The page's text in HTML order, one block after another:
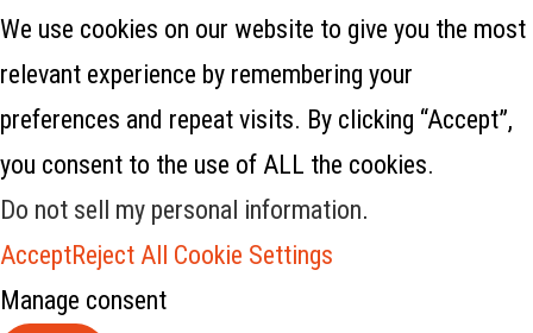
We use cookies on our website to give you the most
relevant experience by remembering your
preferences and repeat visits. By clicking “Accept”,
you consent to the use of ALL the cookies.
Do not sell my personal information.
AcceptReject All Cookie Settings
Manage consent